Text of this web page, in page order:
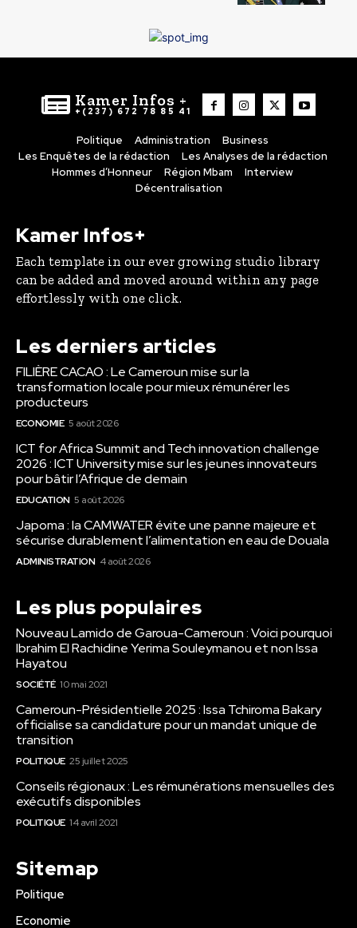
Kamer Infos +
+(237) 672 78 85 41
Politique Administration
Business
Les Enquêtes de la rédaction
Les Analyses de la rédaction
Hommes d’Honneur
Région Mbam
Interview
Décentralisation
Kamer Infos+
Each template in our ever growing studio library
can be added and moved around within any page
effortlessly with one click.
Les derniers articles
FILIÈRE CACAO : Le Cameroun mise sur la
transformation locale pour mieux rémunérer les
producteurs
ECONOMIE 5 août 2026
ICT for Africa Summit and Tech innovation challenge
2026 : ICT University mise sur les jeunes innovateurs
pour bâtir l’Afrique de demain
EDUCATION 5 août 2026
Japoma : la CAMWATER évite une panne majeure et
sécurise durablement l’alimentation en eau de Douala
ADMINISTRATION 4 août 2026
Les plus populaires
Nouveau Lamido de Garoua-Cameroun : Voici pourquoi
Ibrahim El Rachidine Yerima Souleymanou et non Issa
Hayatou
SOCIÉTÉ 10 mai 2021
Cameroun-Présidentielle 2025 : Issa Tchiroma Bakary
officialise sa candidature pour un mandat unique de
transition
POLITIQUE 25 juillet 2025
Conseils régionaux : Les rémunérations mensuelles des
exécutifs disponibles
POLITIQUE 14 avril 2021
Sitemap
Politique
Economie